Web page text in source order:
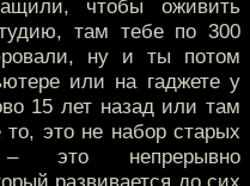
чтобы оживить
там тебе по 300
ну и ты потом
или на гаджете у
15 лет назад или там
это не набор старых
это непрерывно